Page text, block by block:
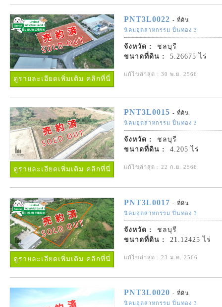
ดูรายละเอียดเพิ่มเติม คลิกที่นี่
PNT3L0022 - ที่ดิน
นิคมอุตสาหกรรม ปิ่นทอง 3
จังหวัด :
ชลบุรี
ขนาดที่ดิน :
5.26675 ไร่
แก้ไขล่าสุด : 30 พ.ย. 2566
ดูรายละเอียดเพิ่มเติม คลิกที่นี่
PNT3L0015 - ที่ดิน
นิคมอุตสาหกรรม ปิ่นทอง 3
จังหวัด :
ชลบุรี
ขนาดที่ดิน :
4.205 ไร่
แก้ไขล่าสุด : 22 ก.ย. 2566
ดูรายละเอียดเพิ่มเติม คลิกที่นี่
PNT3L0017 - ที่ดิน
นิคมอุตสาหกรรม ปิ่นทอง 3
จังหวัด :
ชลบุรี
ขนาดที่ดิน :
21.12425 ไร่
แก้ไขล่าสุด : 23 ม.ค. 2566
PNT3L0020 - ที่ดิน
นิคมอุตสาหกรรม ปิ่นทอง 3